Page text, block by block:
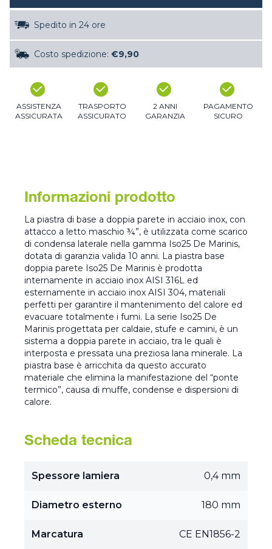
Spedito in 24 ore
Costo spedizione: €9,90
ASSISTENZA
ASSICURATA
TRASPORTO
ASSICURATO
2 ANNI
GARANZIA
PAGAMENTO
SICURO
Informazioni prodotto
La piastra di base a doppia parete in acciaio inox, con
attacco a letto maschio ¾”, è utilizzata come scarico
di condensa laterale nella gamma Iso25 De Marinis,
dotata di garanzia valida 10 anni. La piastra base
doppia parete Iso25 De Marinis è prodotta
internamente in acciaio inox AISI 316L ed
esternamente in acciaio inox AISI 304, materiali
perfetti per garantire il mantenimento del calore ed
evacuare totalmente i fumi. La serie Iso25 De
Marinis progettata per caldaie, stufe e camini, è un
sistema a doppia parete in acciaio, tra le quali è
interposta e pressata una preziosa lana minerale. La
piastra base è arricchita da questo accurato
materiale che elimina la manifestazione del “ponte
termico”, causa di muffe, condense e dispersioni di
calore.
Scheda tecnica
Spessore lamiera 0,4 mm
Diametro esterno 180 mm
Marcatura CE EN1856-2